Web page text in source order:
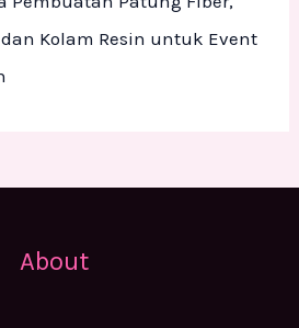
dan Kolam Resin untuk Event
About